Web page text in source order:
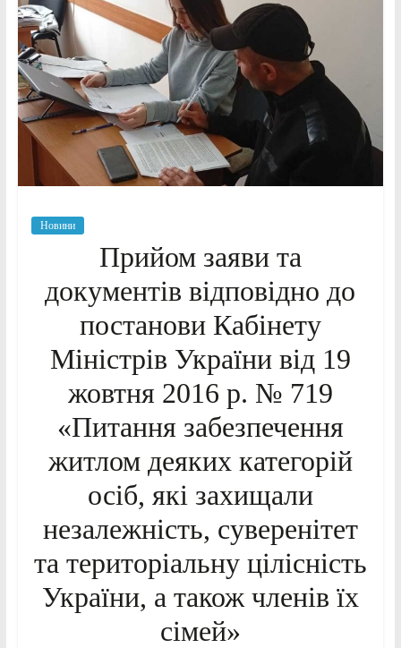
Новини
Прийом заяви та
документів відповідно до
постанови Кабінету
Міністрів України від 19
жовтня 2016 р. № 719
«Питання забезпечення
житлом деяких категорій
осіб, які захищали
незалежність, суверенітет
та територіальну цілісність
України, а також членів їх
сімей»